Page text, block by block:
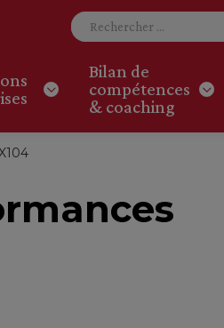
Bilan de
compétences
& coaching